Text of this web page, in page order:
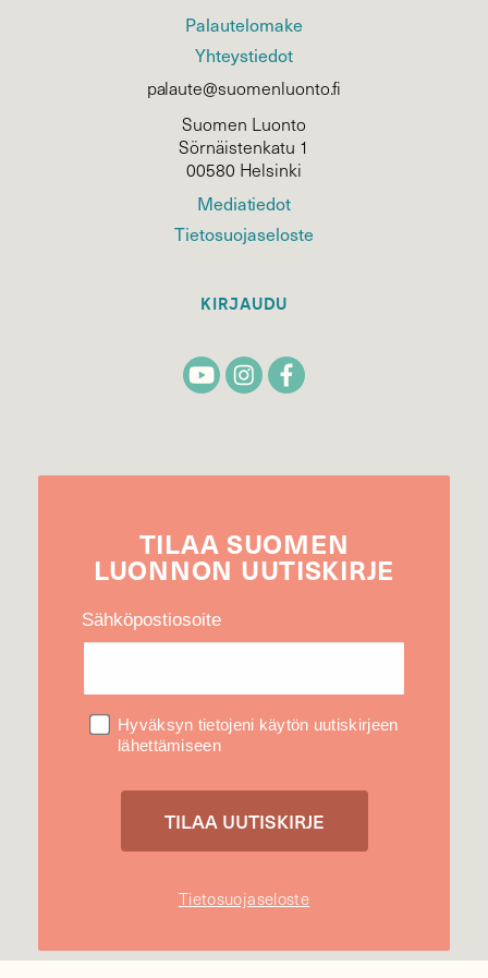
Palautelomake
Yhteystiedot
palaute@suomenluonto.fi
Suomen Luonto
Sörnäistenkatu 1
00580 Helsinki
Mediatiedot
Tietosuojaseloste
KIRJAUDU
TILAA SUOMEN
LUONNON UUTIS­KIRJE
Sähköpostiosoite
Hyväksyn tietojeni käytön uutiskirjeen
lähettämiseen
Tietosuojaseloste